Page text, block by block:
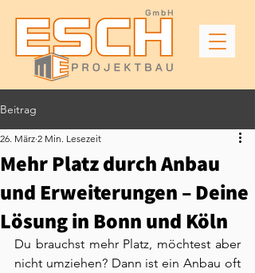
Beitrag
Mehr Platz durch Anbau
und Erweiterungen – Deine
Lösung in Bonn und Köln
26. März 2 Min. Lesezeit
Du brauchst mehr Platz, möchtest aber
nicht umziehen? Dann ist ein Anbau oft